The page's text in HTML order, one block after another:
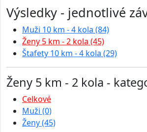
Výsledky - jednotlivé
Muži 10 km - 4 kola (84)
Ženy 5 km - 2 kola (45)
Štafety 10 km - 4 kola (29)
Ženy 5 km - 2 kola -
Celkové
Muži (0)
Ženy (45)